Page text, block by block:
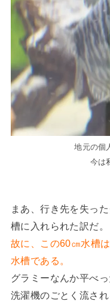
地元の個
今は
まあ、行き先を失っ
槽に入れられた訳だ。
故に、この60㎝水槽
水槽である。
グラミーなんか平べ
洗濯機のごとく流され